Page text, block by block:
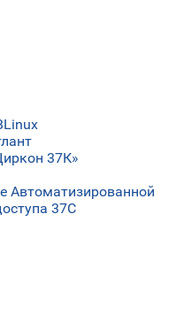
37К»
Автоматизированной
37С